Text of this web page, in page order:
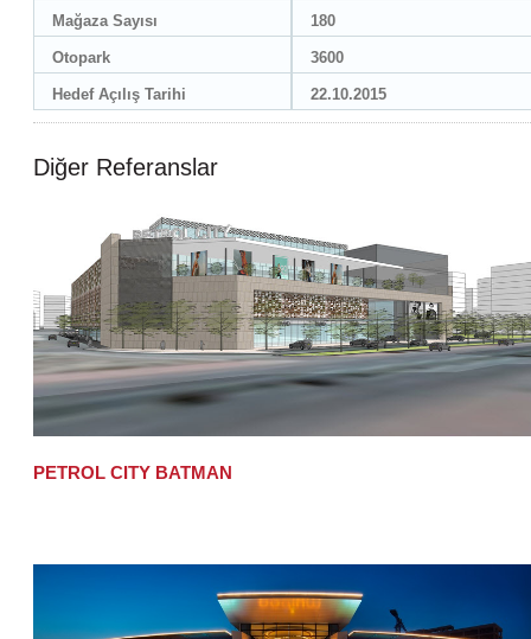
Mağaza Sayısı 180
Otopark 3600
Hedef Açılış Tarihi 22.10.2015
Diğer Referanslar
PETROL CITY BATMAN